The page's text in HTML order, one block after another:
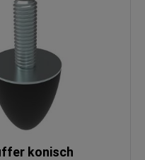
konisch